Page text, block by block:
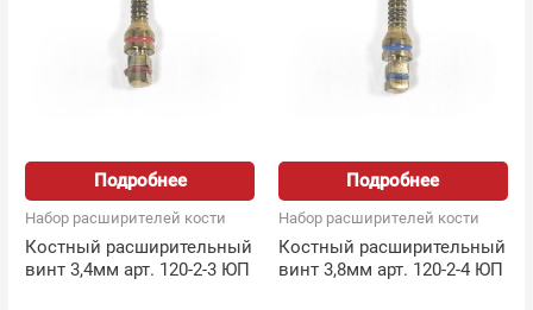
Подробнее
Набор расширителей кости
Костный расширительный
винт 3,4мм арт. 120-2-3 ЮП
Подробнее
Набор расширителей кости
Костный расширительный
винт 3,8мм арт. 120-2-4 ЮП